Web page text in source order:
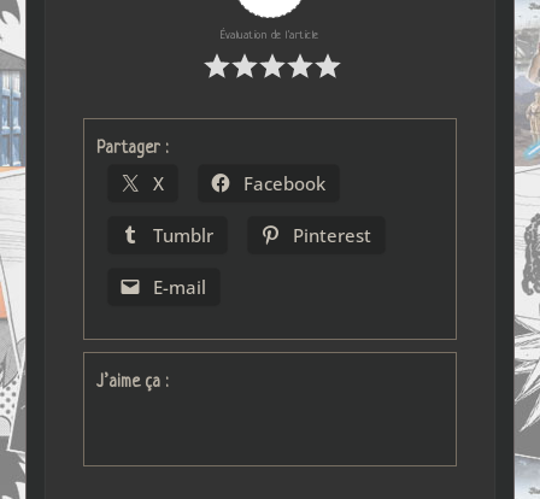
Évaluation de l'article
Partager :
X Facebook
Tumblr Pinterest
E-mail
J’aime ça :